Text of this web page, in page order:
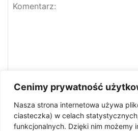
Cenimy prywatność
Nasza strona internetowa używa
ciasteczka) w celach
funkcjonalnych. Dzięki nim możemy